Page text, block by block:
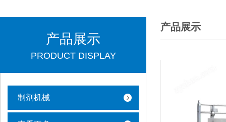
产品展示
PRODUCT DISPLAY
制剂机械
产品展示